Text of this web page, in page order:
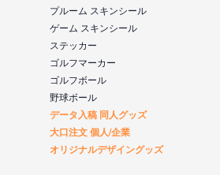
プルーム スキンシール
ゲーム スキンシール
ステッカー
ゴルフマーカー
ゴルフボール
野球ボール
データ入稿 同人グッズ
大口注文 個人/企業
オリジナルデザイングッズ